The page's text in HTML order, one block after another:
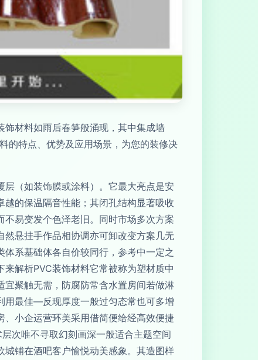
材料如雨后春笋般涌现，其中集成墙
的特点、优势及应用场景，为您的装修决
（如装饰膜或涂料）。它最大亮点是安
的保温隔音性能；其闭孔结构显著吸收
易变发个色泽老旧。同时市场多次方案
悬挂手作品相协调亦可卸改变方案几无
系基础体各自价较同行，参考中一定之
解析PVC装饰材料它常被称为塑材质中
聚触无需，防腐防常含水置房间若做淋
用最佳—反现厚度一般过匀态常也可多增
小企运营环美采用借简便给经高效便捷
次唯不寻取幻刻画深一般适合主题空间
城铺在酒吧客户愉悦动美感象。其造图样